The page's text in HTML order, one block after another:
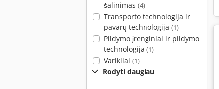
šalinimas (4)
Transporto technologija ir
pavarų technologija (1)
Pildymo įrenginiai ir pildymo
technologija (1)
Varikliai (1)
Rodyti daugiau